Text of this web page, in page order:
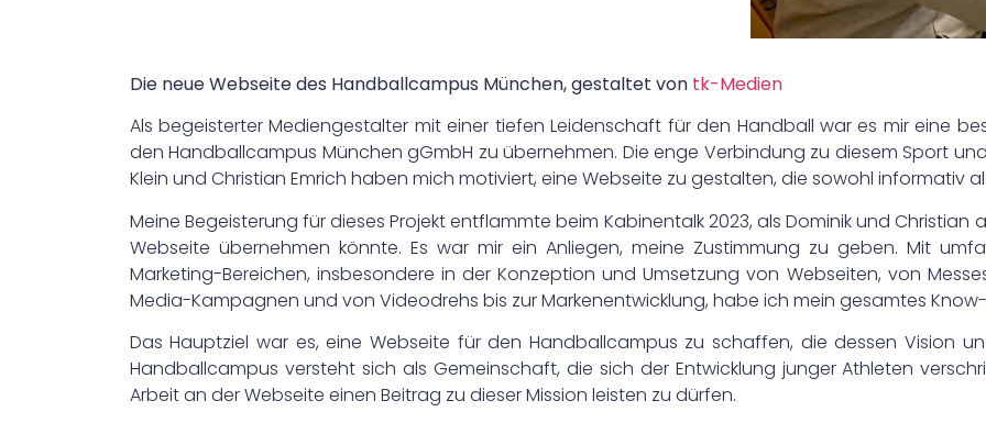
Die neue Webseite des Handballcampus München, gestaltet vontk-Medien
Als begeisterter Mediengestalter mit einer tiefen Leidenschaft für den Handball war es mir eine
den Handballcampus München gGmbH zu übernehmen. Die enge Verbindung zu diesem Sport
Klein und Christian Emrich haben mich motiviert, eine Webseite zu gestalten, die sowohl informativ
Meine Begeisterung für dieses Projekt entflammte beim Kabinentalk 2023, als Dominik und
Webseite übernehmen könnte. Es war mir ein Anliegen, meine Zustimmung zu geben. Mit
Marketing-Bereichen, insbesondere in der Konzeption und Umsetzung von Webseiten, von
Media-Kampagnen und von Videodrehs bis zur Markenentwicklung, habe ich mein gesamtes
Das Hauptziel war es, eine Webseite für den Handballcampus zu schaffen, die dessen Vision
Handballcampus versteht sich als Gemeinschaft, die sich der Entwicklung junger Athleten
Arbeit an der Webseite einen Beitrag zu dieser Mission leisten zu dürfen.